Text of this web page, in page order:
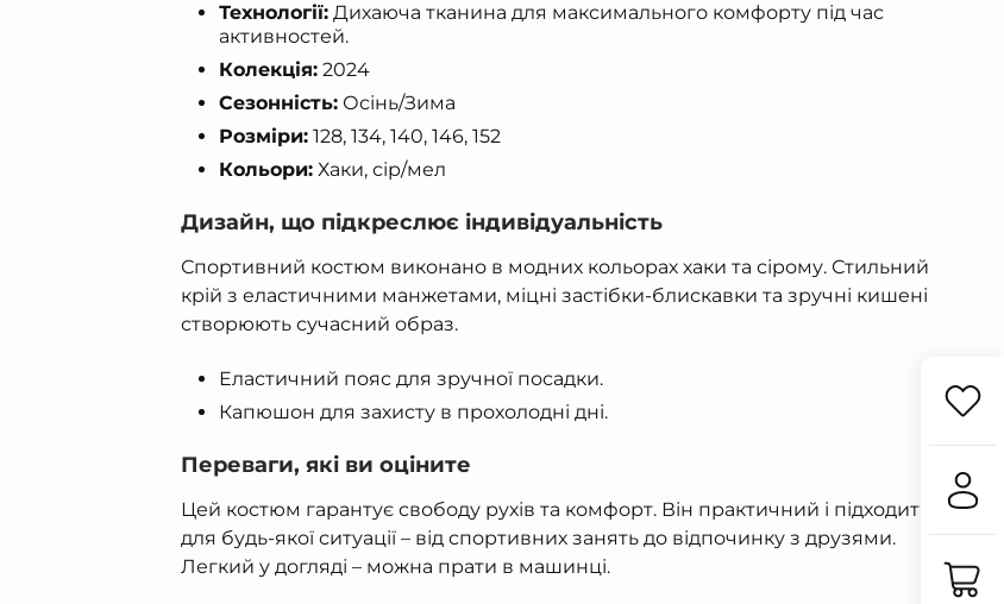
Технології:Дихаюча тканина для максимального комфорту під час
активностей.
Колекція:2024
Сезонність:Осінь/Зима
Розміри:128, 134, 140, 146, 152
Кольори:Хаки, сір/мел
Дизайн, що підкреслює індивідуальність
Спортивний костюм виконано в модних кольорах хаки та сірому. Стильний
крій з еластичними манжетами, міцні застібки-блискавки та зручні кишені
створюють сучасний образ.
Еластичний пояс для зручної посадки.
Капюшон для захисту в прохолодні дні.
Переваги, які ви оціните
Цей костюм гарантує свободу рухів та комфорт. Він практичний і підходить
для будь-якої ситуації – від спортивних занять до відпочинку з друзями.
Легкий у догляді – можна прати в машинці.